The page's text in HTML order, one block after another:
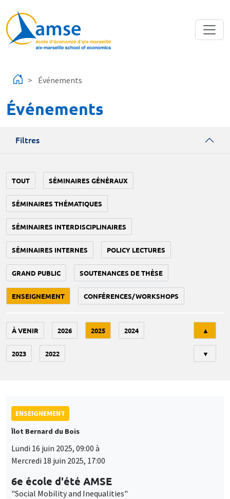
Événements
Événements
Filtres
TOUT SÉMINAIRES GÉNÉRAUX
SÉMINAIRES THÉMATIQUES
SÉMINAIRES INTERDISCIPLINAIRES
SÉMINAIRES INTERNES POLICY LECTURES
GRAND PUBLIC SOUTENANCES DE THÈSE
ENSEIGNEMENT CONFÉRENCES/WORKSHOPS
À VENIR 2026 2025 2024
2023 2022
▲
▼
ENSEIGNEMENT
Îlot Bernard du Bois
Lundi 16 juin 2025, 09:00 à
Mercredi 18 juin 2025, 17:00
6e école d'été AMSE
"Social Mobility and Inequalities"